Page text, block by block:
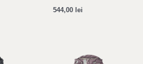
544,00 lei